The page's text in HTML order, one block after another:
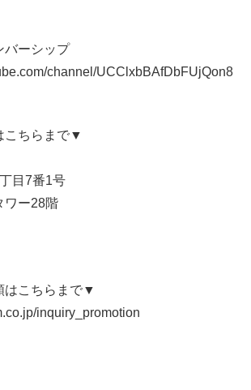
ーシップ
channel/UCClxbBAfDbFUjQon8
こちらまで▼
目7番1号
ワー28階
はこちらまで▼
inquiry_promotion